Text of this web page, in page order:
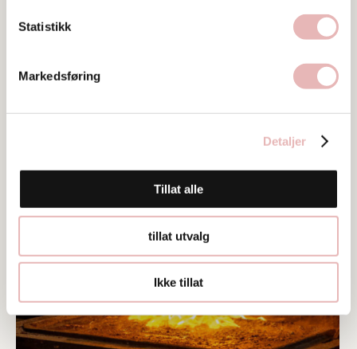
Statistikk
Markedsføring
Detaljer
Tillat alle
tillat utvalg
Ikke tillat